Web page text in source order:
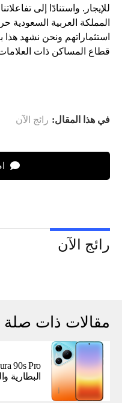
للإيجار. واستنادًا إلى
المملكة العربية
استثماراتهم ونحن نشهد
قطاع المساكن ذات العلامات
في هذا المقال: رائج الآن
رائج الآن
مقالات ذات صلة
البطارية